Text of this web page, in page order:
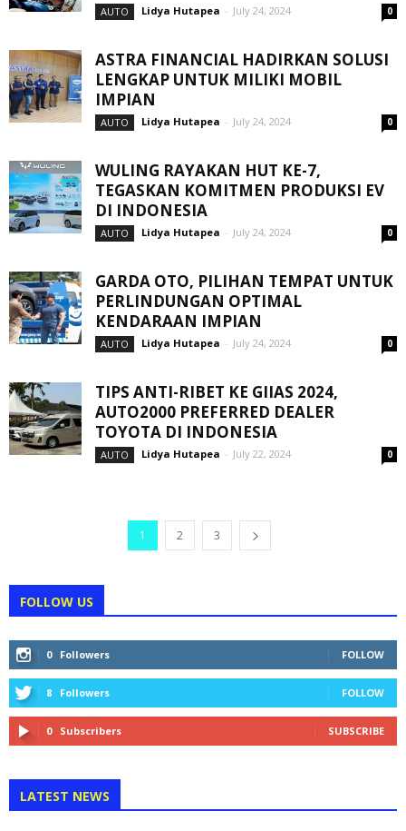
AUTO Lidya Hutapea - July 24, 2024 0
ASTRA FINANCIAL HADIRKAN SOLUSI
LENGKAP UNTUK MILIKI MOBIL
IMPIAN
AUTO Lidya Hutapea - July 24, 2024 0
WULING RAYAKAN HUT KE-7,
TEGASKAN KOMITMEN PRODUKSI EV
DI INDONESIA
AUTO Lidya Hutapea - July 24, 2024 0
GARDA OTO, PILIHAN TEMPAT UNTUK
PERLINDUNGAN OPTIMAL
KENDARAAN IMPIAN
AUTO Lidya Hutapea - July 24, 2024 0
TIPS ANTI-RIBET KE GIIAS 2024,
AUTO2000 PREFERRED DEALER
TOYOTA DI INDONESIA
AUTO Lidya Hutapea - July 22, 2024 0
1 2 3
FOLLOW US
0 Followers FOLLOW
8 Followers FOLLOW
0 Subscribers SUBSCRIBE
LATEST NEWS